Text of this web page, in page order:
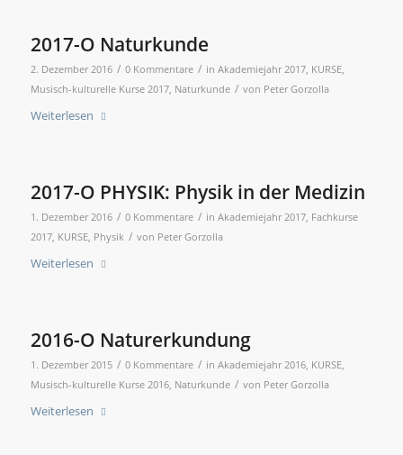
2017-O Naturkunde
2. Dezember 2016 / 0 Kommentare / in Akademiejahr 2017, KURSE,
Musisch-kulturelle Kurse 2017, Naturkunde / von Peter Gorzolla
Weiterlesen
2017-O PHYSIK: Physik in der Medizin
1. Dezember 2016 / 0 Kommentare / in Akademiejahr 2017, Fachkurse
2017, KURSE, Physik / von Peter Gorzolla
Weiterlesen
2016-O Naturerkundung
1. Dezember 2015 / 0 Kommentare / in Akademiejahr 2016, KURSE,
Musisch-kulturelle Kurse 2016, Naturkunde / von Peter Gorzolla
Weiterlesen